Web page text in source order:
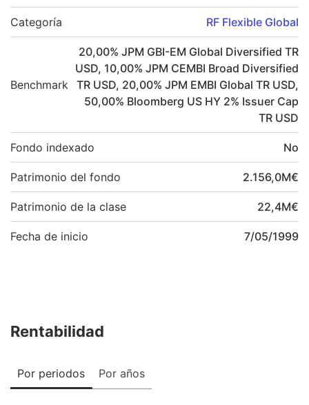
Categoría RF Flexible Global
Benchmark
20,00% JPM GBI-EM Global Diversified TR
USD, 10,00% JPM CEMBI Broad Diversified
TR USD, 20,00% JPM EMBI Global TR USD,
50,00% Bloomberg US HY 2% Issuer Cap
TR USD
Fondo indexado No
Patrimonio del fondo 2.156,0M€
Patrimonio de la clase 22,4M€
Fecha de inicio 7/05/1999
Rentabilidad
Por periodos Por años